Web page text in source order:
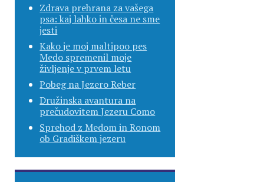
Zdrava prehrana za vašega
psa: kaj lahko in česa ne sme
jesti
Kako je moj maltipoo pes
Medo spremenil moje
življenje v prvem letu
Pobeg na Jezero Reber
Družinska avantura na
prečudovitem Jezeru Como
Sprehod z Medom in Ronom
ob Gradiškem jezeru